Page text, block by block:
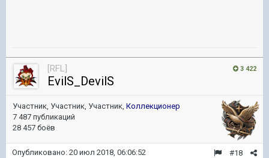
3 422
[RFL]
EvilS_DevilS
Участник, Участник, Участник, Коллекционер
7 487 публикаций
28 457 боёв
#18
Опубликовано: 20 июл 2018, 06:06:52